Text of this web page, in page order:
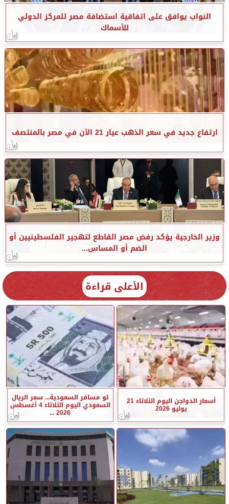
النواب يوافق على اتفاقية استضافة مصر للمركز الدولي
للأسماك
ارتفاع جديد في سعر الذهب عيار 21 الآن في مصر بالمنتصف
وزير الخارجية يؤكد رفض مصر القاطع لتهجير الفلسطينيين أو
الضم أو المساس...
الأعلى قراءة
أسعار الدواجن اليوم الثلاثاء 21
يوليو 2026
لو مسافر السعودية... سعر الريال
السعودي اليوم الثلاثاء 4 أغسطس
2026 ...